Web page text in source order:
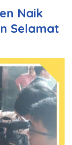
Naik
Selamat